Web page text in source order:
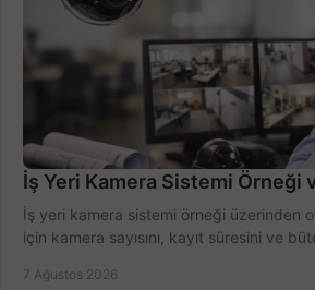
İş Yeri Kamera Sistemi Örneği
İş yeri kamera sistemi örneği üzerinden
için kamera sayısını, kayıt süresini ve
7 Ağustos 2026